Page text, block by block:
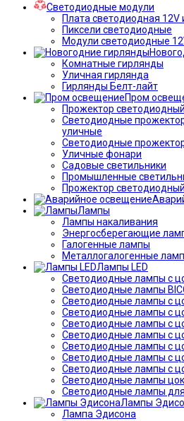
Светодиодные модули
Плата светодиодная 12V
Пиксели светодиодные
Модули светодиодные
Комнатные гирлянды
Уличная гирлянда
Гирлянды Белт-лайт
Пром
Прожектор
Светодиодные
уличные
Светодиодные
Уличные фонари
Садовые светильники
Промышленные
Прожектор
Лампы
Лампы накаливания
Энергосберегающие
Галогенные лампы
Металлогалогенные
Лампы LED
Светодиодные лампы с
Светодиодные лампы
Светодиодные лампы с
Светодиодные лампы с
Светодиодные лампы с
Светодиодные лампы с
Светодиодные лампы с
Светодиодные лампы с
Светодиодные лампы с
Светодиодные лампы
Светодиодные лампы
Лампы
Лампа Эдисона